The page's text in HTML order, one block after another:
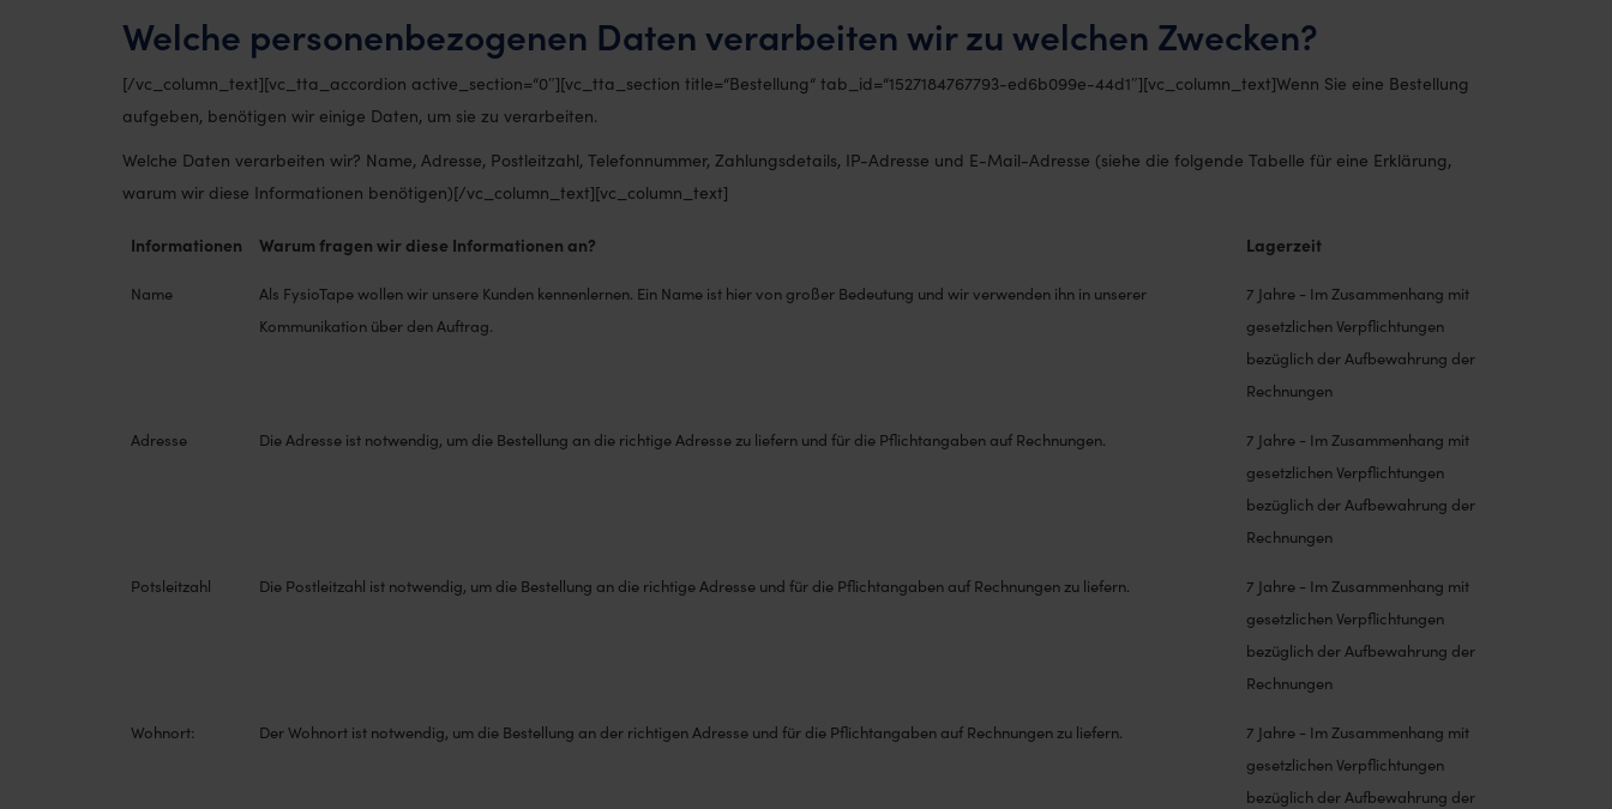
Welche personenbezogenen Daten verarbeiten wir zu welchen Zwecken?
[/vc_column_text][vc_tta_accordion active_section=“0″][vc_tta_section title=“Bestellung“ tab_id=“1527184767793-ed6b099e-44d1″][vc_column_text]Wenn Sie eine Bestellung
aufgeben, benötigen wir einige Daten, um sie zu verarbeiten.
Welche Daten verarbeiten wir? Name, Adresse, Postleitzahl, Telefonnummer, Zahlungsdetails, IP-Adresse und E-Mail-Adresse (siehe die folgende Tabelle für eine Erklärung,
warum wir diese Informationen benötigen)[/vc_column_text][vc_column_text]
Informationen Warum fragen wir diese Informationen an? Lagerzeit
Name
Als FysioTape wollen wir unsere Kunden kennenlernen. Ein Name ist hier von großer Bedeutung und wir verwenden ihn in unserer
Kommunikation über den Auftrag.
7 Jahre - Im Zusammenhang mit
gesetzlichen Verpflichtungen
bezüglich der Aufbewahrung der
Rechnungen
Adresse Die Adresse ist notwendig, um die Bestellung an die richtige Adresse zu liefern und für die Pflichtangaben auf Rechnungen.
7 Jahre - Im Zusammenhang mit
gesetzlichen Verpflichtungen
bezüglich der Aufbewahrung der
Rechnungen
Potsleitzahl Die Postleitzahl ist notwendig, um die Bestellung an die richtige Adresse und für die Pflichtangaben auf Rechnungen zu liefern.
7 Jahre - Im Zusammenhang mit
gesetzlichen Verpflichtungen
bezüglich der Aufbewahrung der
Rechnungen
Wohnort: Der Wohnort ist notwendig, um die Bestellung an der richtigen Adresse und für die Pflichtangaben auf Rechnungen zu liefern.
7 Jahre - Im Zusammenhang mit
gesetzlichen Verpflichtungen
bezüglich der Aufbewahrung der